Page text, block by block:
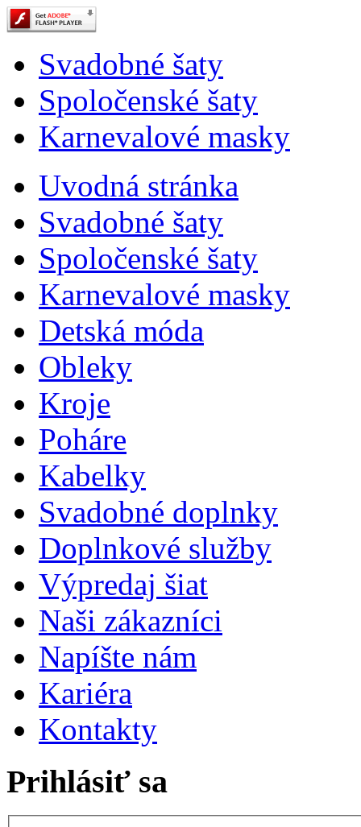
Svadobné šaty
Spoločenské šaty
Karnevalové masky
Uvodná stránka
Svadobné šaty
Spoločenské šaty
Karnevalové masky
Detská móda
Obleky
Kroje
Poháre
Kabelky
Svadobné doplnky
Doplnkové služby
Výpredaj šiat
Naši zákazníci
Napíšte nám
Kariéra
Kontakty
Prihlásiť sa